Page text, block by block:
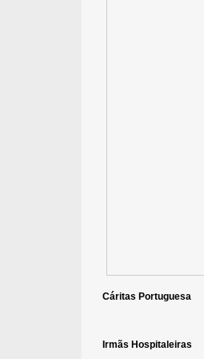
Cáritas Portuguesa
Irmãs Hospitaleiras